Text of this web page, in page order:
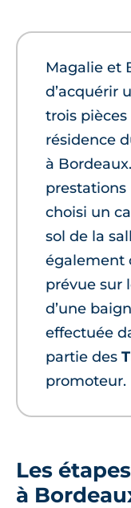
Magalie et
d’acquérir
trois pièces
résidence
à
prestations
choisi un
sol de la
également
prévue sur
d’une
effectuée
partie des
promoteur.
Les
à